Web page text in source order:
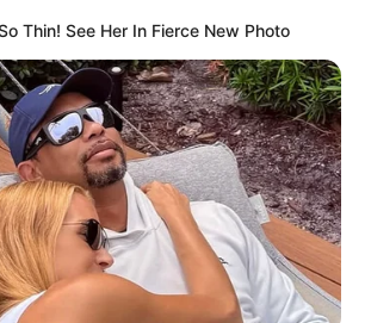
Thin! See Her In Fierce New Photo